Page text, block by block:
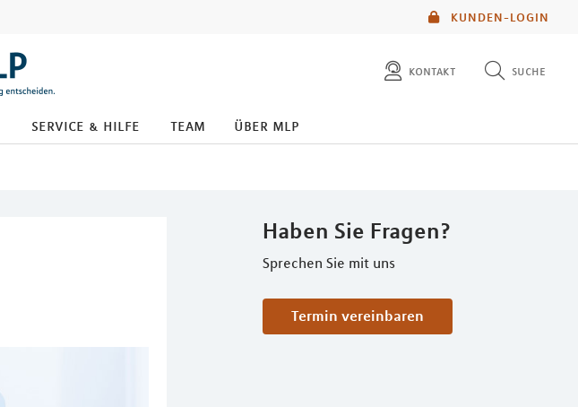
KUNDEN-LOGIN
kontakt suche
service & hilfe team über mlp
Haben Sie Fragen?
Sprechen Sie mit uns
Termin vereinbaren